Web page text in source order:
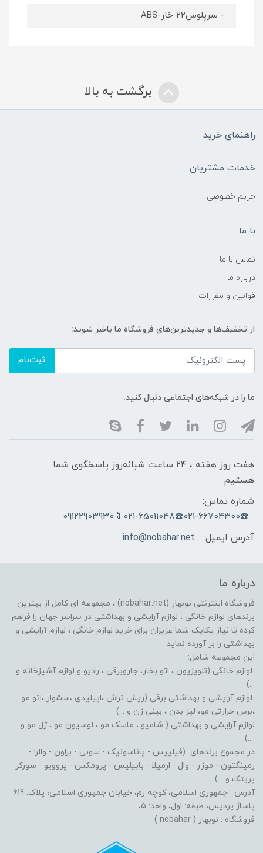
- سرپلوس22 خار-ABS
برگشت به بالا
راهنمای خرید
خدمات مشتریان
حریم خصوصی
با ما
تماس با ما
درباره ما
قوانین و مقررات
از تخفیف‌ها و جدیدترین‌های فروشگاه ما باخبر شوید:
ثبت‌نام
ما را در شبکه‌های اجتماعی دنبال کنید:
هفت روز هفته ، ۲۴ ساعت شبانه‌روز پاسخگوی شما
هستیم
شماره تماس:
☎️021-66704300☎️021-65011048📱09122903930
آدرس ایمیل:
info@nobahar.net
درباره ما
فروشگاه اینترنتی نوبهار (nobahar.net) ، مجموعه ای کامل از بهترین
برندهای لوازم خانگی ، لوازم آرایشی و بهداشتی در سراسر جهان را فراهم
کرده تا نیاز یکایک شما عزیزان برای خرید لوازم خانگی ، لوازم آرایشی و
بهداشتی را بر آورده نماید.
این مجموعه شامل:
لوازم خانگی (تلویزیون ، اتو بخار، جاروبرقی ، رادیو و لوازم آشپزخانه و
...)
لوازم آرایشی و بهداشتی برقی (ریش تراش ،اپیلیدی ،سشوار ،اتو مو
،برس حرارتی مو، لیز بدن ، بینی زن و ...)
لوازم آرایشی و بهداشتی ( شامپو ، ماسک مو ، لوسیون مو ، ژل مو و
....)
در مجموع برندهای (فیلیپس - پاناسونیک - سونی - براون - والرا -
رمینگتون - موزر - وال - ارمیلا - بابیلیس - پرومکس - پروویو - سورکر -
پریتک و ...)
آدرس : جمهوری اسلامی، کوچه رم، خیابان جمهوری اسلامی، پلاک: 619
پاساژ پردیس، طبقه: اول، واحد: 5،
فروشگاه : نوبهار ( nobahar )